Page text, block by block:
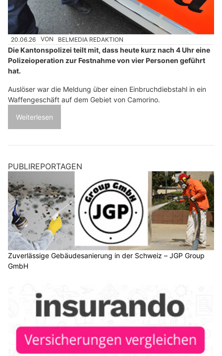
20.06.26 VON BELMEDIA REDAKTION
Die Kantonspolizei teilt mit, dass heute kurz nach 4 Uhr eine
Polizeioperation zur Festnahme von vier Personen geführt
hat.
Auslöser war die Meldung über einen Einbruchdiebstahl in ein
Waffengeschäft auf dem Gebiet von Camorino.
Weiterlesen
PUBLIREPORTAGEN
Zuverlässige Gebäudesanierung in der Schweiz – JGP Group
GmbH